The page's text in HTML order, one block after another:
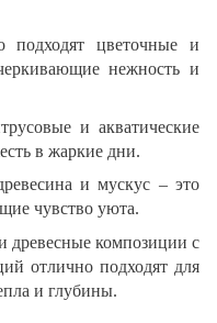
подходят цветочные и
нежность и
и акватические
в жаркие дни.
и мускус – это
чувство уюта.
древесные композиции с
отлично подходят для
и глубины.